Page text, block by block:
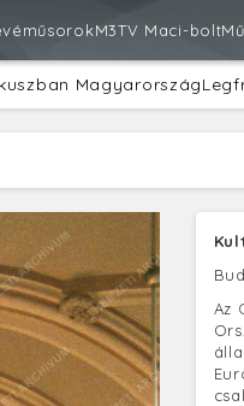
M3TV Maci-bolt
Magyarország
Az